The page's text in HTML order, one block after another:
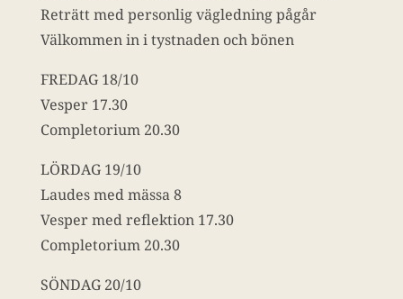
Reträtt med personlig vägledning pågår
Välkommen in i tystnaden och bönen
FREDAG 18/10
Vesper 17.30
Completorium 20.30
LÖRDAG 19/10
Laudes med mässa 8
Vesper med reflektion 17.30
Completorium 20.30
SÖNDAG 20/10